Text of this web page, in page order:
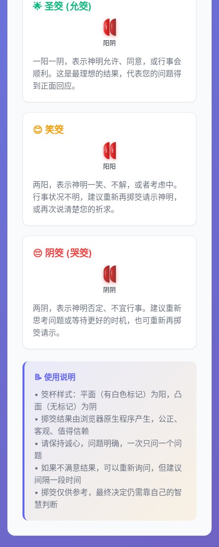
🌟 圣筊 (允筊)
阳 阴
一阳一阴，表示神明允许、同意，或行事会
顺利。这是最理想的结果，代表您的问题得
到正面回应。
😊 笑筊
阳 阳
两阳，表示神明一笑、不解，或者考虑中。
行事状况不明，建议重新再掷筊请示神明，
或再次说清楚您的祈求。
😔 阴筊 (哭筊)
阴 阴
两阴，表示神明否定、不宜行事。建议重新
思考问题或等待更好的时机，也可重新再掷
筊请示。
📝 使用说明
• 筊杯样式：平面（有白色标记）为阳，凸
面（无标记）为阴
• 掷筊结果由浏览器原生程序产生，公正、
客观、值得信赖
• 请保持诚心，问题明确，一次只问一个问
题
• 如果不满意结果，可以重新询问，但建议
间隔一段时间
• 掷筊仅供参考，最终决定仍需靠自己的智
慧判断